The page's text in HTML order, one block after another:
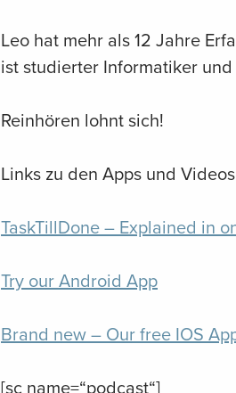
Leo hat mehr als 12 Jahre
ist studierter Informatiker
Reinhören lohnt sich!
Links zu den Apps und
TaskTillDone – Explained in
Try our Android App
Brand new – Our free IOS
[sc name=“podcast“]